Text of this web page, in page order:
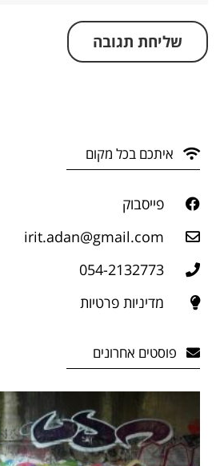
איתכם בכל מקום
פייסבוק
irit.adan@gmail.com
054-2132773
מדיניות פרטיות
פוסטים אחרונים